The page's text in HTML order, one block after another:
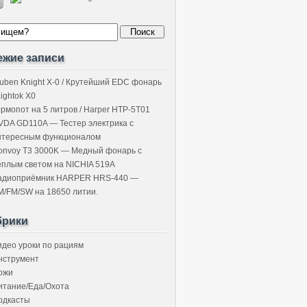
записи
Knight X-0 / Крутейший EDC фонарь
X0
на 5 литров / Harper HTP-5T01
GD110A — Тестер электрика с
функционалом
T3 3000K — Медный фонарь с
светом на NICHIA 519A
HARPER HRS-440 —
FM/SW на 18650 литии.
уроки по рациям
Еда/Охота